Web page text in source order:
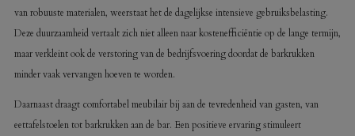
van robuuste materialen, weerstaat het de dagelijkse intensieve gebruiksbelasting.
Deze duurzaamheid vertaalt zich niet alleen naar kostenefficiëntie op de lange termijn,
maar verkleint ook de verstoring van de bedrijfsvoering doordat de barkrukken
minder vaak vervangen hoeven te worden.
Daarnaast draagt comfortabel meubilair bij aan de tevredenheid van gasten, van
eettafelstoelen tot barkrukken aan de bar. Een positieve ervaring stimuleert